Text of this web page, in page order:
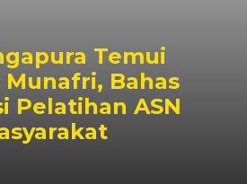
Temui
Bahas
Pelatihan ASN